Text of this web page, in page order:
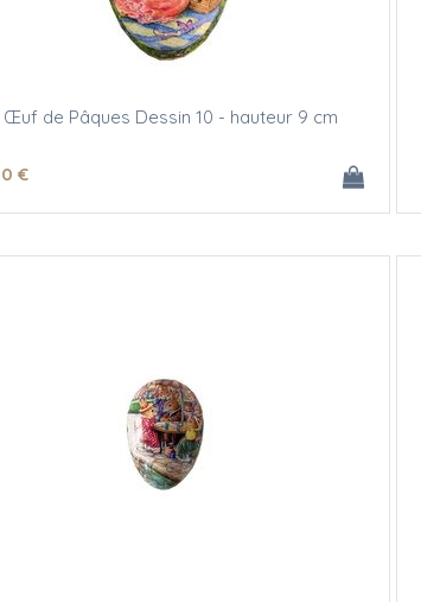
Œuf de Pâques Dessin 10 - hauteur 9 cm
€